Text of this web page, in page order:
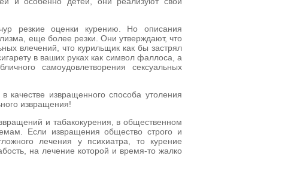
резкие оценки курению. Но описания
еще более резки. Они утверждают, что
влечений, что курильщик как бы застрял
в ваших руках как символ фаллоса, а
самоудовлетворения сексуальных
извращенного способа утоления
извращения!
и табакокурения, в общественном
Если извращения общество строго и
лечения у психиатра, то курение
на лечение которой и время-то жалко